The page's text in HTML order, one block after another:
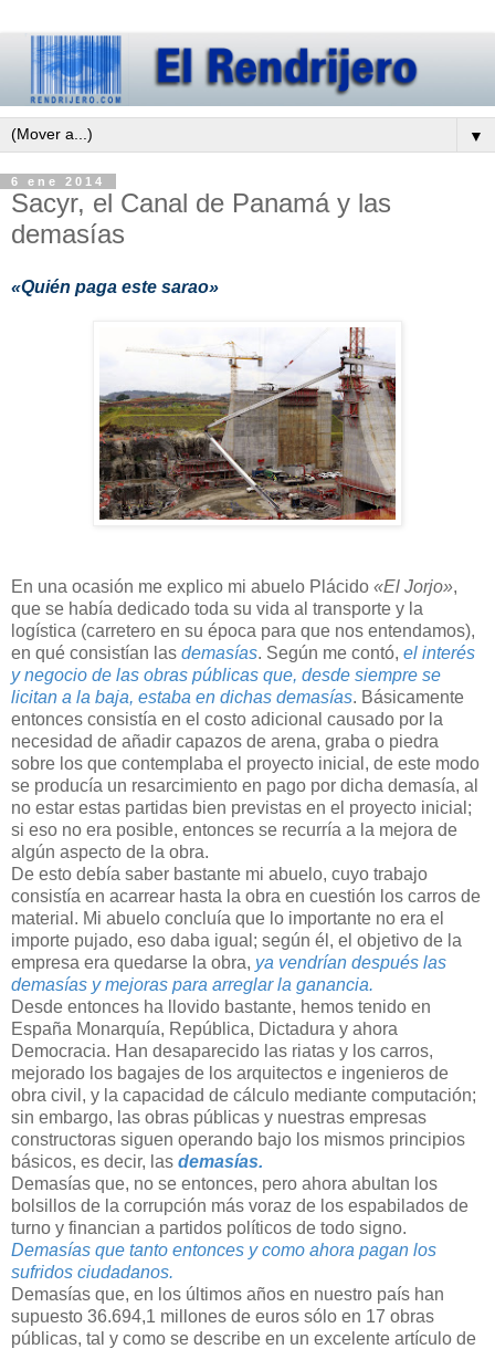
▼
6 ene 2014
Sacyr, el Canal de Panamá y las
demasías
«Quién paga este sarao»
En una ocasión me explico mi abuelo Plácido «El Jorjo»,
que se había dedicado toda su vida al transporte y la
logística (carretero en su época para que nos entendamos),
en qué consistían las demasías. Según me contó, el interés
y negocio de las obras públicas que, desde siempre se
licitan a la baja, estaba en dichas demasías. Básicamente
entonces consistía en el costo adicional causado por la
necesidad de añadir capazos de arena, graba o piedra
sobre los que contemplaba el proyecto inicial, de este modo
se producía un resarcimiento en pago por dicha demasía, al
no estar estas partidas bien previstas en el proyecto inicial;
si eso no era posible, entonces se recurría a la mejora de
algún aspecto de la obra.
De esto debía saber bastante mi abuelo, cuyo trabajo
consistía en acarrear hasta la obra en cuestión los carros de
material. Mi abuelo concluía que lo importante no era el
importe pujado, eso daba igual; según él, el objetivo de la
empresa era quedarse la obra, ya vendrían después las
demasías y mejoras para arreglar la ganancia.
Desde entonces ha llovido bastante, hemos tenido en
España Monarquía, República, Dictadura y ahora
Democracia. Han desaparecido las riatas y los carros,
mejorado los bagajes de los arquitectos e ingenieros de
obra civil, y la capacidad de cálculo mediante computación;
sin embargo, las obras públicas y nuestras empresas
constructoras siguen operando bajo los mismos principios
básicos, es decir, las demasías.
Demasías que, no se entonces, pero ahora abultan los
bolsillos de la corrupción más voraz de los espabilados de
turno y financian a partidos políticos de todo signo.
Demasías que tanto entonces y como ahora pagan los
sufridos ciudadanos.
Demasías que, en los últimos años en nuestro país han
supuesto 36.694,1 millones de euros sólo en 17 obras
públicas, tal y como se describe en un excelente artículo de